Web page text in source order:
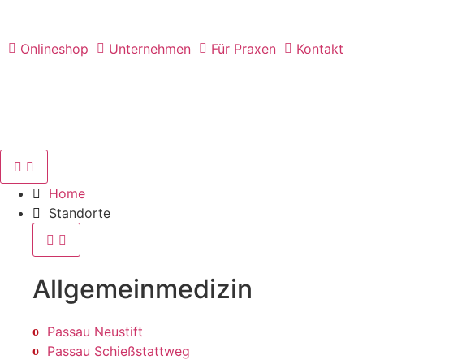
Onlineshop Unternehmen Für Praxen Kontakt
Home
Standorte
Allgemein­medizin
Passau Neustift
Passau Schießstattweg